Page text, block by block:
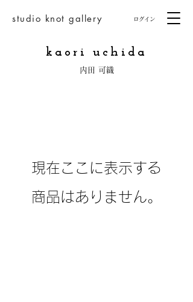
studio knot gallery ログイン
kaori uchida
​内田 可織
現在ここに表示する
商品はありません。